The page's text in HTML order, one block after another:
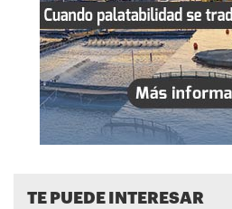
TE PUEDE INTERESAR